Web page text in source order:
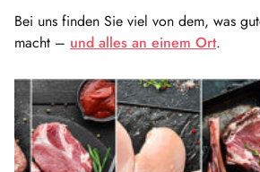
Bei uns finden Sie viel von dem, was
macht – und alles an einem Ort.